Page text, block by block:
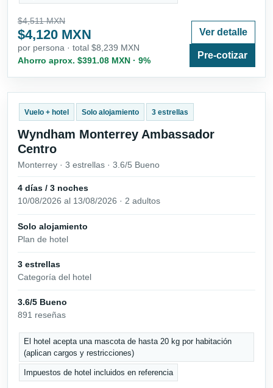
$4,511 MXN
$4,120 MXN
por persona · total $8,239 MXN
Ahorro aprox. $391.08 MXN · 9%
Ver detalle
Pre-cotizar
Vuelo + hotel Solo alojamiento 3 estrellas
Wyndham Monterrey Ambassador
Centro
Monterrey · 3 estrellas · 3.6/5 Bueno
4 días / 3 noches
10/08/2026 al 13/08/2026 · 2 adultos
Solo alojamiento
Plan de hotel
3 estrellas
Categoría del hotel
3.6/5 Bueno
891 reseñas
El hotel acepta una mascota de hasta 20 kg por habitación
(aplican cargos y restricciones)
Impuestos de hotel incluidos en referencia